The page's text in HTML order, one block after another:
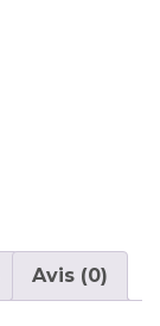
Avis (0)